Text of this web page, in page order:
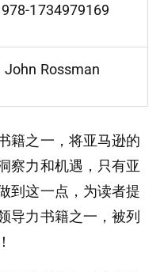
978-1734979169
John Rossman
籍之一，将亚马逊的
察力和机遇，只有亚
到这一点，为读者提
导力书籍之一，被列